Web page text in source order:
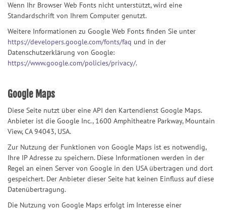
Wenn Ihr Browser Web Fonts nicht unterstützt, wird eine
Standardschrift von Ihrem Computer genutzt.
Weitere Informationen zu Google Web Fonts finden Sie unter
https://developers.google.com/fonts/faq und in der
Datenschutzerklärung von Google:
https://www.google.com/policies/privacy/.
Google Maps
Diese Seite nutzt über eine API den Kartendienst Google Maps.
Anbieter ist die Google Inc., 1600 Amphitheatre Parkway, Mountain
View, CA 94043, USA.
Zur Nutzung der Funktionen von Google Maps ist es notwendig,
Ihre IP Adresse zu speichern. Diese Informationen werden in der
Regel an einen Server von Google in den USA übertragen und dort
gespeichert. Der Anbieter dieser Seite hat keinen Einfluss auf diese
Datenübertragung.
Die Nutzung von Google Maps erfolgt im Interesse einer